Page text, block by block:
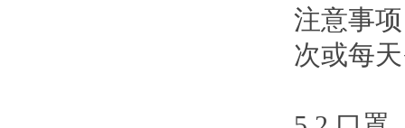
注意事
次或每